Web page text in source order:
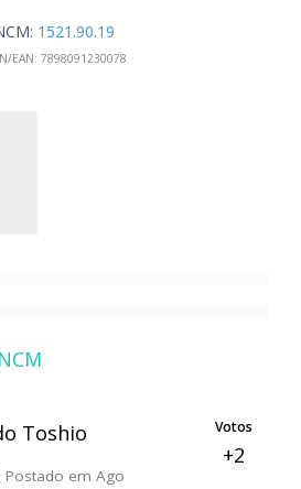
1521.90.19
EAN: 7898091230078
Toshio
Postado em Ago
Votos
+2